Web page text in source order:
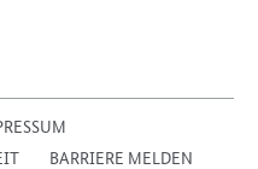
BARRIERE MELDEN